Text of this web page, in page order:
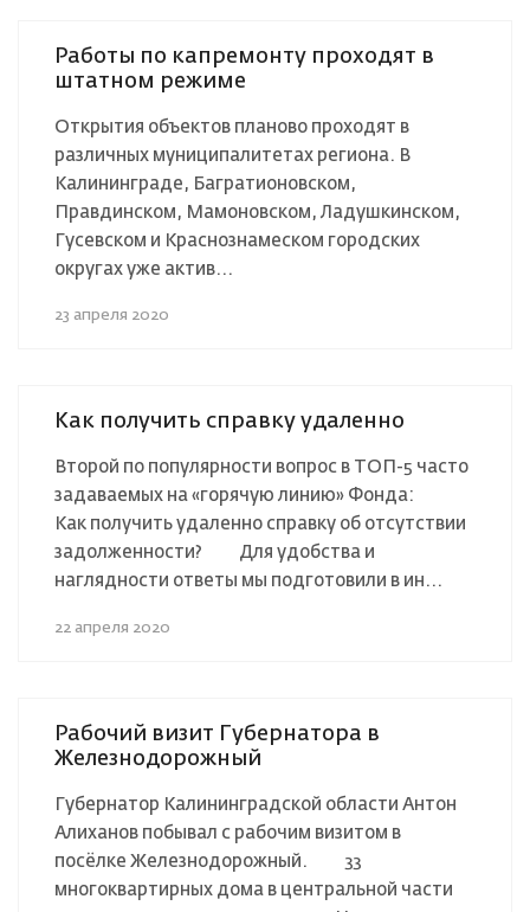
Работы по капремонту проходят в
штатном режиме⠀ ⠀
Открытия объектов планово проходят в
различных муниципалитетах региона. В
Калининграде, Багратионовском,
Правдинском, Мамоновском, Ладушкинском,
Гусевском и Краснознамеском городских
округах уже актив...
23 апреля 2020
Как получить справку удаленно
Второй по популярности вопрос в ТОП-5 часто
задаваемых на «горячую линию» Фонда:⠀ ⠀
Как получить удаленно справку об отсутствии
задолженности? ⠀ ⠀ Для удобства и
наглядности ответы мы подготовили в ин...
22 апреля 2020
Рабочий визит Губернатора в
Железнодорожный
Губернатор Калининградской области Антон
Алиханов побывал с рабочим визитом в
посёлке Железнодорожный. ⠀ ⠀ 33
многоквартирных дома в центральной части